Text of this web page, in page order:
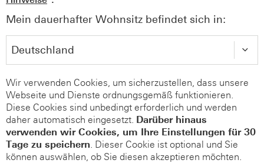
Mein dauerhafter Wohnsitz befindet sich in:
Wir verwenden Cookies, um sicherzustellen, dass unsere
Webseite und Dienste ordnungsgemäß funktionieren.
Diese Cookies sind unbedingt erforderlich und werden
daher automatisch eingesetzt. Darüber hinaus
verwenden wir Cookies, um Ihre Einstellungen für 30
Tage zu speichern. Dieser Cookie ist optional und Sie
können auswählen, ob Sie diesen akzeptieren möchten.